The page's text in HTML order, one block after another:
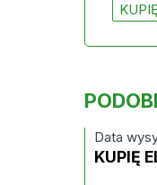
Data
KUPIĘ